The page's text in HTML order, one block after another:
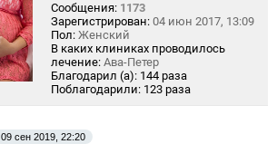
Сообщения: 1173
Зарегистрирован: 04 июн 2017, 13:09
Пол: Женский
В каких клиниках проводилось
лечение: Ава-Петер
Благодарил (а): 144 раза
Поблагодарили: 123 раза
09 сен 2019, 22:20